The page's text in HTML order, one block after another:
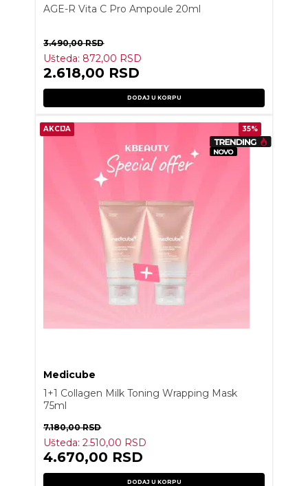
AGE-R Vita C Pro Ampoule 20ml
3.490,00RSD
Ušteda: 872,00 RSD
2.618,00 RSD
DODAJ U KORPU
AKCIJA 35%
Medicube
1+1 Collagen Milk Toning Wrapping Mask
75ml
7.180,00RSD
Ušteda:2.510,00 RSD
4.670,00 RSD
DODAJ U KORPU